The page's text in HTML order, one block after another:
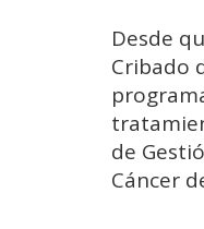
Desde
Cribado
de
Cáncer